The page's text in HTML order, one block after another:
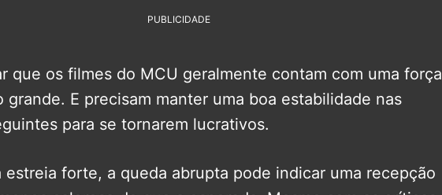
PUBLICIDADE
que os filmes do MCU geralmente contam com uma força
grande. E precisam manter uma boa estabilidade nas
para se tornarem lucrativos.
estreia forte, a queda abrupta pode indicar uma recepção